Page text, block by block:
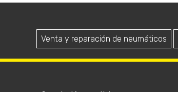
Venta y reparación de neumáticos